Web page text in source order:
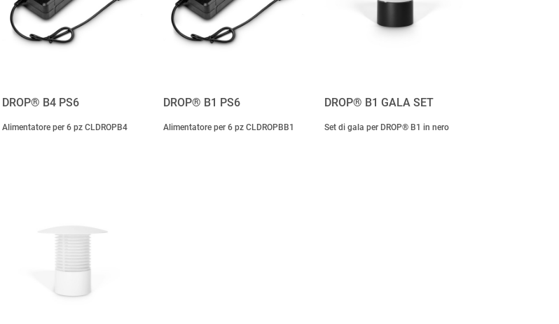
DROP® B4 PS6
Alimentatore per 6 pz CLDROPB4
DROP® B1 PS6
Alimentatore per 6 pz CLDROPBB1
DROP® B1 GALA SET
Set di gala per DROP® B1 in nero